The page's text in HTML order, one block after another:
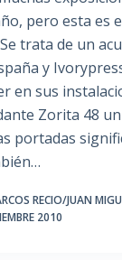
pero esta es
trata de un
y
en sus
Zorita 48
portadas
RECIO/JUAN
2010